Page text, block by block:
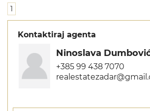
1
Kontaktiraj agenta
Ninoslava
+385 99 438 7070